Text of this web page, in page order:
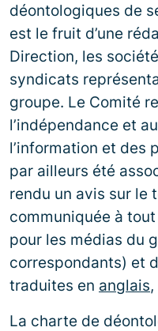
déontologiques de
est le fruit d’une
Direction, les
syndicats
groupe. Le Comité
l’indépendance et
l’information et des
par ailleurs été
rendu un avis sur le
communiquée à
pour les médias du
correspondants) et
traduites en anglais
La charte de